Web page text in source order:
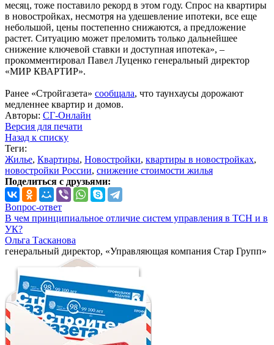
месяц, тоже поставило рекорд в этом году. Спрос на квартиры
в новостройках, несмотря на удешевление ипотеки, все еще
небольшой, цены постепенно снижаются, а предложение
растет. Ситуацию может преломить только дальнейшее
снижение ключевой ставки и доступная ипотека», –
прокомментировал Павел Луценко генеральный директор
«МИР КВАРТИР».
Ранее «Стройгазета» сообщала, что таунхаусы дорожают
медленнее квартир и домов.
Авторы: СГ-Онлайн
Версия для печати
Назад к списку
Теги:
Жилье, Квартиры, Новостройки, квартиры в новостройках,
новостройки России, снижение стоимости жилья
Поделиться с друзьями:
Вопрос-ответ
В чем принципиальное отличие систем управления в ТСН и в
УК?
Ольга Тасканова
генеральный директор, «Управляющая компания Стар Групп»